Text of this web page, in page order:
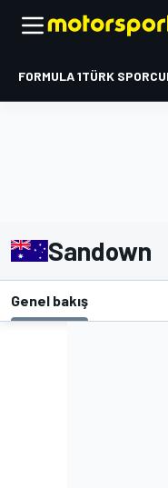
FORMULA 1TÜRK
Sandown
Genel bakış